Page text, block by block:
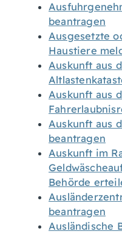
beantragen
Ausgesetzte
Haustiere
Auskunft aus
Auskunft aus
Auskunft aus
beantragen
Auskunft im
Behörde
beantragen
Ausländische